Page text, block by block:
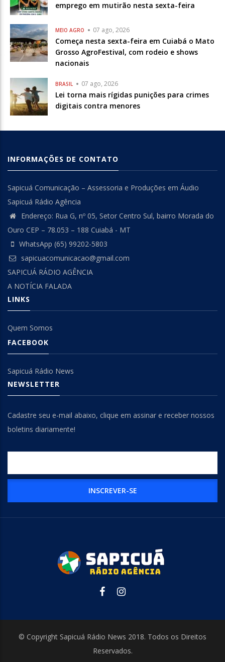
emprego em mutirão nesta sexta-feira
MEIO AGRO 07 ago, 2026
Começa nesta sexta-feira em Cuiabá o Mato
Grosso AgroFestival, com rodeio e shows
nacionais
BRASIL 07 ago, 2026
Lei torna mais rígidas punições para crimes
digitais contra menores
INFORMAÇÕES DE CONTATO
Sapicuá Comunicação – Assessoria e Produções em Áudio
Sapicuá Rádio Agência
Endereço: Rua G, nº 05, Setor Centro Sul, bairro Morada do
Ouro CEP – 78.053 – 188 Cuiabá - MT
WhatsApp (65) 99202-5803
sapicuacomunicacao@gmail.com
SAPICUÁ RÁDIO AGÊNCIA
A NOTÍCIA FALADA
LINKS
Quem Somos
FACEBOOK
Sapicuá Rádio News
NEWSLETTER
Cadastre seu e-mail abaixo, clique em assinar e receber nossos
boletins diariamente!
© Copyright Sapicuá Rádio News 2018. Todos os Direitos
Reservados.